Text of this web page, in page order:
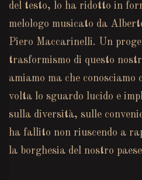
del testo, lo ha ridotto in
melologo musicato da
Piero Maccarinelli. Un
trasformismo di questo
amiamo ma che conosciamo
volta lo sguardo lucido e
sulla diversità, sulle
ha fallito non riuscendo a
la borghesia del nostro